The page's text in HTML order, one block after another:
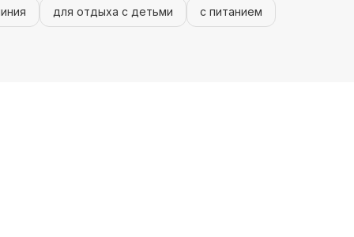
для отдыха с детьми с питанием